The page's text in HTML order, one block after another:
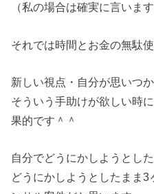
（私の場合は確実に言います
それでは時間とお金の無駄
新しい視点・自分が思いつ
そういう手助けが欲しい時
果的です＾＾
自分でどうにかしようとし
どうにかしようとしたまま